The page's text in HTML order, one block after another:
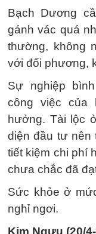
Bạch Dương
gánh vác quá
thường, không
với đối phương,
Sự nghiệp
công việc của
hưởng. Tài lộc
diện đầu tư nên
tiết kiệm chi phí
chưa chắc đã
Sức khỏe ở
nghỉ ngơi.
Kim Ngưu (20/